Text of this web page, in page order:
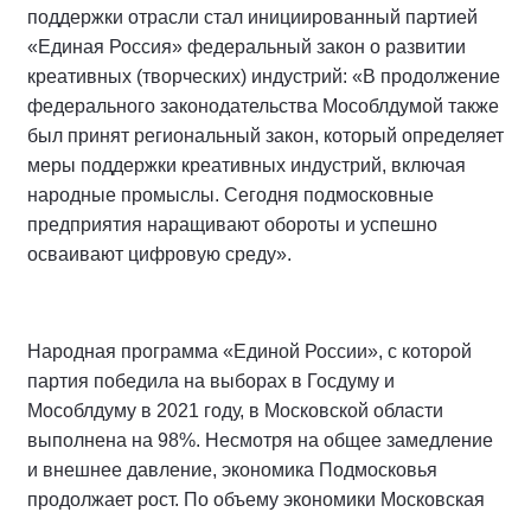
поддержки отрасли стал инициированный партией
«Единая Россия» федеральный закон о развитии
креативных (творческих) индустрий: «В продолжение
федерального законодательства Мособлдумой также
был принят региональный закон, который определяет
меры поддержки креативных индустрий, включая
народные промыслы. Сегодня подмосковные
предприятия наращивают обороты и успешно
осваивают цифровую среду».
Народная программа «Единой России», с которой
партия победила на выборах в Госдуму и
Мособлдуму в 2021 году, в Московской области
выполнена на 98%. Несмотря на общее замедление
и внешнее давление, экономика Подмосковья
продолжает рост. По объему экономики Московская